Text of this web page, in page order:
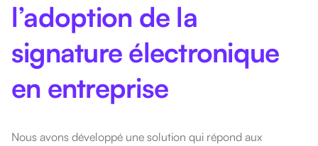
l’adoption de la
signature électronique
en entreprise
Nous avons développé une solution qui répond aux